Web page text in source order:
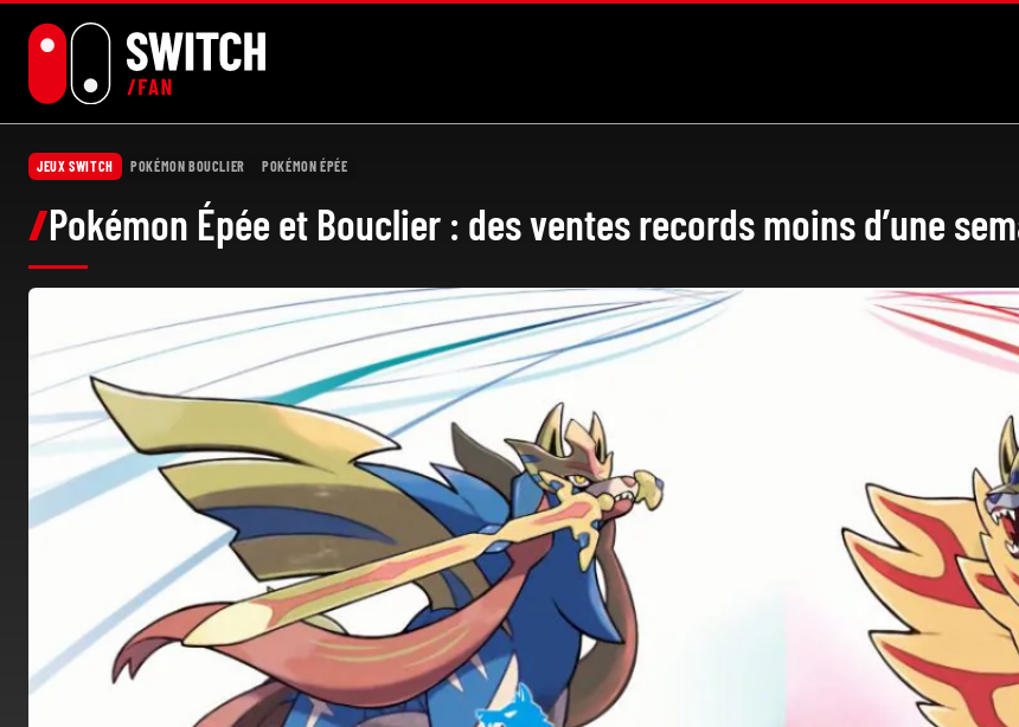
JEUX SWITCH POKÉMON BOUCLIER POKÉMON ÉPÉE
Pokémon Épée et Bouclier : des ventes records moins d’une